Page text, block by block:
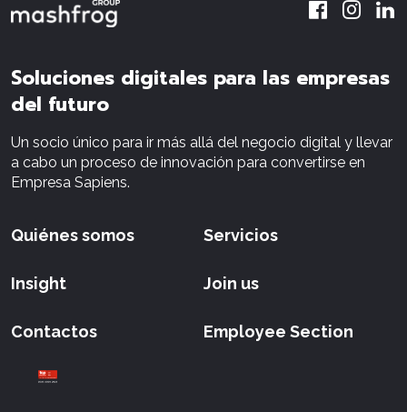
Soluciones digitales para las empresas
del futuro
Un socio único para ir más allá del negocio digital y llevar
a cabo un proceso de innovación para convertirse en
Empresa Sapiens.
Quiénes somos Servicios
Insight Join us
Contactos Employee Section